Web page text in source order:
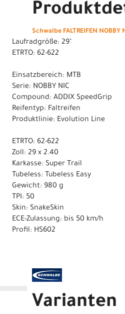
Schwalbe FALTREIFEN
Laufradgröße: 29"
ETRTO: 62-622
Einsatzbereich: MTB
Serie: NOBBY NIC
Compound: ADDIX SpeedGrip
Reifentyp: Faltreifen
Produktlinie: Evolution Line
ETRTO: 62-622
Zoll: 29 x 2.40
Karkasse: Super Trail
Tubeless: Tubeless Easy
Gewicht: 980 g
TPI: 50
Skin: SnakeSkin
ECE-Zulassung: bis 50 km/h
Profil: HS602
Varianten